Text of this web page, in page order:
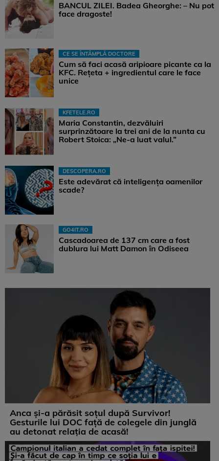
BANCUL ZILEI. Badea Gheorghe: – Nu pot
face dragoste!
CE SE ÎNTÂMPLĂ DOCTORE
Cum să faci acasă aripioare picante ca la
KFC. Rețeta + ingredientul care le face
unice
KFETELE.RO
Maria Constantin, dezvăluiri
surprinzătoare la trei ani de la nunta cu
Robert Stoica: „Ne-a luat valul.”
DESCOPERA.RO
Este adevărat că inteligența oamenilor
scade?
GO4IT.RO
Cascadoarea de 137 cm care a fost
dublura lui Matt Damon în Odiseea
Anca și-a părăsit soțul după Survivor!
Gesturile lui DOC față de colegele din junglă
au detonat relația de acasă!